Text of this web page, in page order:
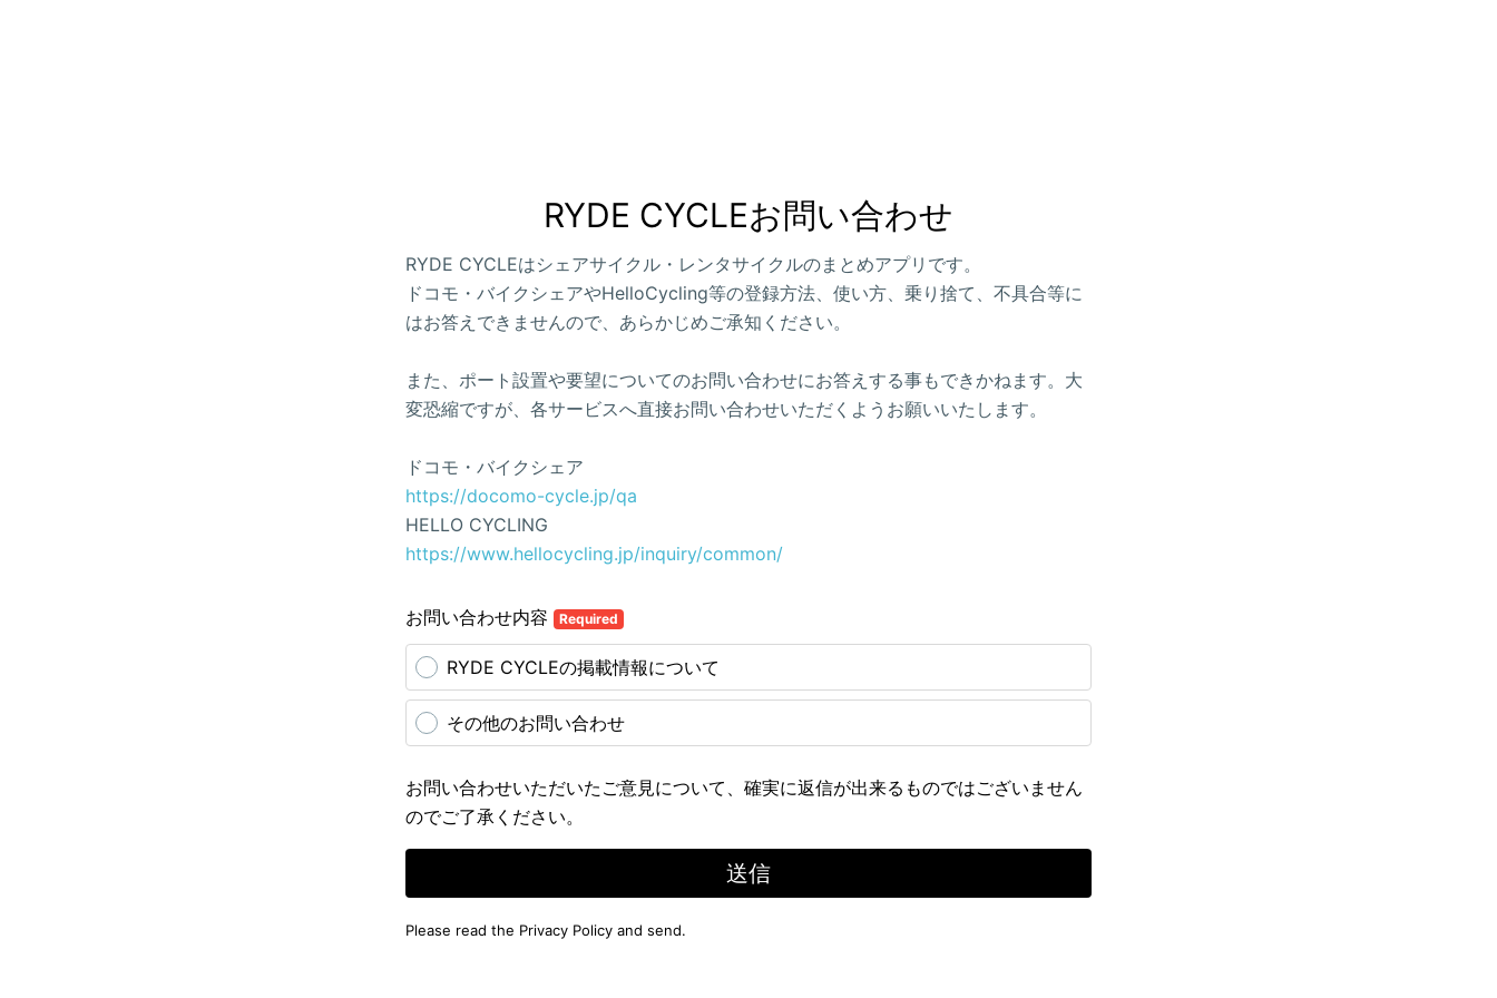
RYDE CYCLEお問い合わせ
RYDE CYCLEはシェアサイクル・レンタサイクルのまとめアプリです。
ドコモ・バイクシェアやHelloCycling等の登録方法、使い方、乗り捨て、不具合等に
はお答えできませんので、あらかじめご承知ください。
また、ポート設置や要望についてのお問い合わせにお答えする事もできかねます。大
変恐縮ですが、各サービスへ直接お問い合わせいただくようお願いいたします。
ドコモ・バイクシェア
https://docomo-cycle.jp/qa
HELLO CYCLING
https://www.hellocycling.jp/inquiry/common/
お問い合わせ内容 Required
RYDE CYCLEの掲載情報について
その他のお問い合わせ
お問い合わせいただいたご意見について、確実に返信が出来るものではございません
のでご了承ください。
送信
Please read the Privacy Policy and send.